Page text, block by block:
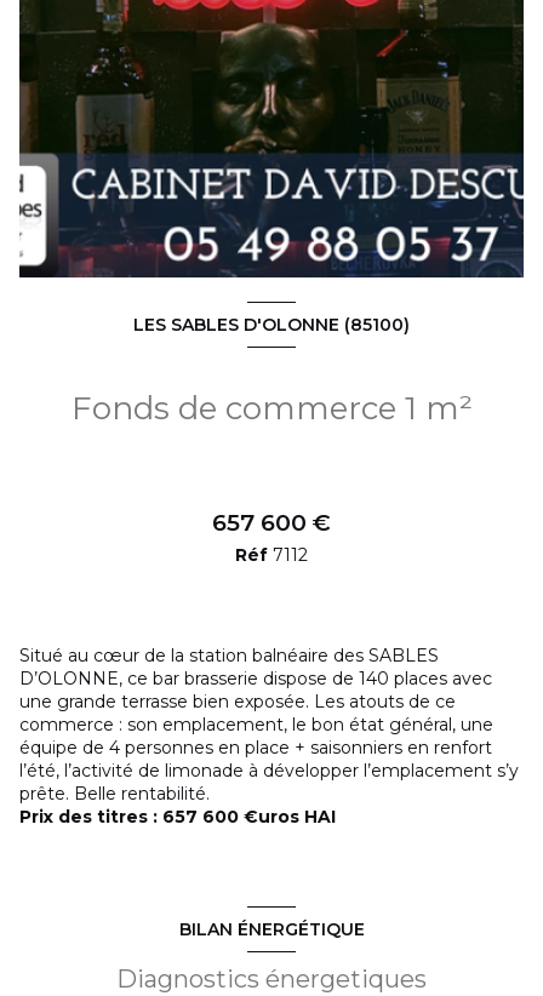
LES SABLES D'OLONNE (85100)
Fonds de commerce 1 m²
657 600 €
Réf 7112
Situé au cœur de la station balnéaire des SABLES
D’OLONNE, ce bar brasserie dispose de 140 places avec
une grande terrasse bien exposée. Les atouts de ce
commerce : son emplacement, le bon état général, une
équipe de 4 personnes en place + saisonniers en renfort
l’été, l’activité de limonade à développer l’emplacement s’y
prête. Belle rentabilité.
Prix des titres : 657 600 €uros HAI
BILAN ÉNERGÉTIQUE
Diagnostics énergetiques